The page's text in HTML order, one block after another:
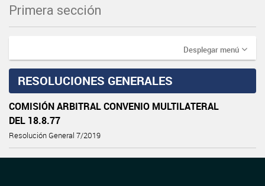
Primera sección
Desplegar menú
RESOLUCIONES GENERALES
COMISIÓN ARBITRAL CONVENIO MULTILATERAL
DEL 18.8.77
Resolución General 7/2019